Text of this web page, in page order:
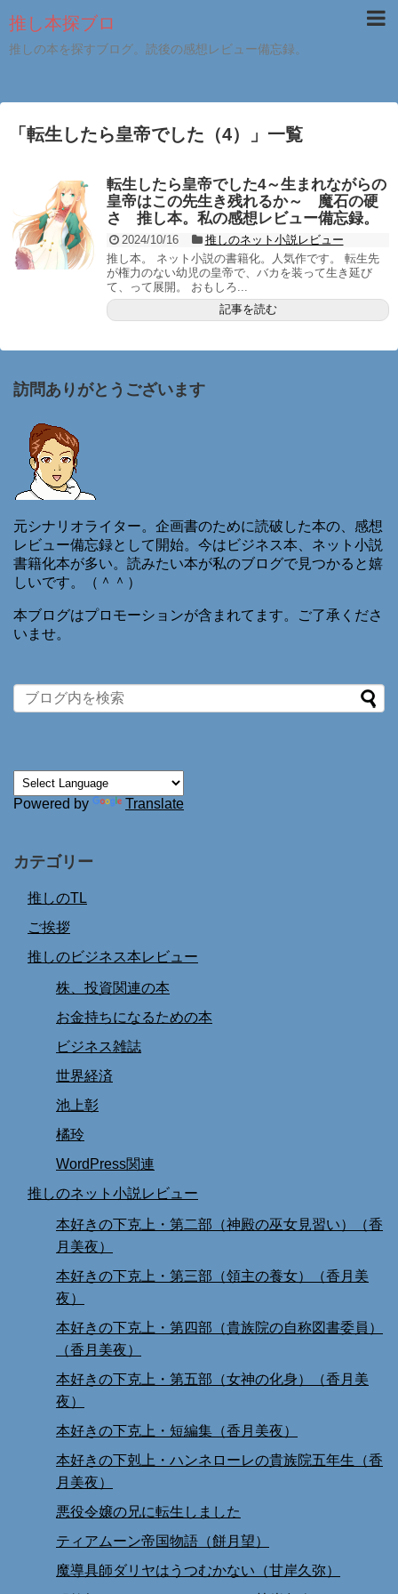
推し本探ブロ
推しの本を探すブログ。読後の感想レビュー備忘録。
「 転生したら皇帝でした（4） 」 一覧
転生したら皇帝でした4～生まれながらの
皇帝はこの先生き残れるか～ 魔石の硬
さ 推し本。私の感想レビュー備忘録。
2024/10/16
推しのネット小説レビュー
推し本。 ネット小説の書籍化。人気作です。 転生先
が権力のない幼児の皇帝で、バカを装って生き延び
て、って展開。 おもしろ...
記事を読む
訪問ありがとうございます
元シナリオライター。企画書のために読破した本の、感想
レビュー備忘録として開始。今はビジネス本、ネット小説
書籍化本が多い。読みたい本が私のブログで見つかると嬉
しいです。（＾＾）
本ブログはプロモーションが含まれてます。ご了承くださ
いませ。
Powered by Translate
カテゴリー
推しのTL
ご挨拶
推しのビジネス本レビュー
株、投資関連の本
お金持ちになるための本
ビジネス雑誌
世界経済
池上彰
橘玲
WordPress関連
推しのネット小説レビュー
本好きの下克上・第二部（神殿の巫女見習い）（香
月美夜）
本好きの下克上・第三部（領主の養女）（香月美
夜）
本好きの下克上・第四部（貴族院の自称図書委員）
（香月美夜）
本好きの下克上・第五部（女神の化身）（香月美
夜）
本好きの下克上・短編集（香月美夜）
本好きの下剋上・ハンネローレの貴族院五年生（香
月美夜）
悪役令嬢の兄に転生しました
ティアムーン帝国物語（餅月望）
魔導具師ダリヤはうつむかない（甘岸久弥）